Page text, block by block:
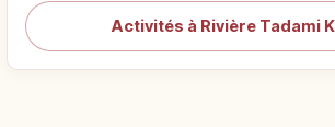
Activités à Rivière Tadami